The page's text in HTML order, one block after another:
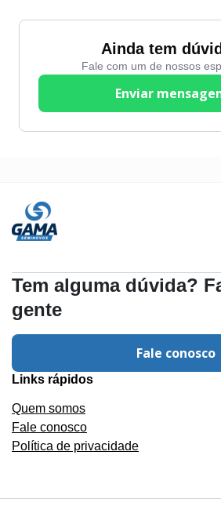
Ainda tem
Fale com um de nossos
Enviar
Tem alguma dúvida?
gente
Fale conosco
Links rápidos
Quem somos
Fale conosco
Política de privacidade